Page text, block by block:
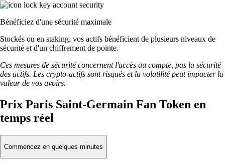
Bénéficiez d'une sécurité maximale
Stockés ou en staking, vos actifs bénéficient de plusieurs niveaux de
sécurité et d'un chiffrement de pointe.
Ces mesures de sécurité concernent l'accès au compte, pas la sécurité
des actifs. Les crypto-actifs sont risqués et la volatilité peut impacter la
valeur de vos avoirs.
Prix Paris Saint-Germain Fan Token en
temps réel
Commencez en quelques minutes